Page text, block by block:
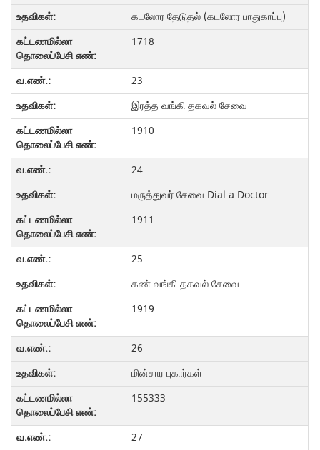
கடலோர தேடுதல் (கடலோர பாதுகாப்பு)
1718
23
இரத்த வங்கி தகவல் சேவை
1910
24
மருத்துவர் சேவை Dial a Doctor
1911
25
கண் வங்கி தகவல் சேவை
1919
26
மின்சார புகார்கள்
155333
27